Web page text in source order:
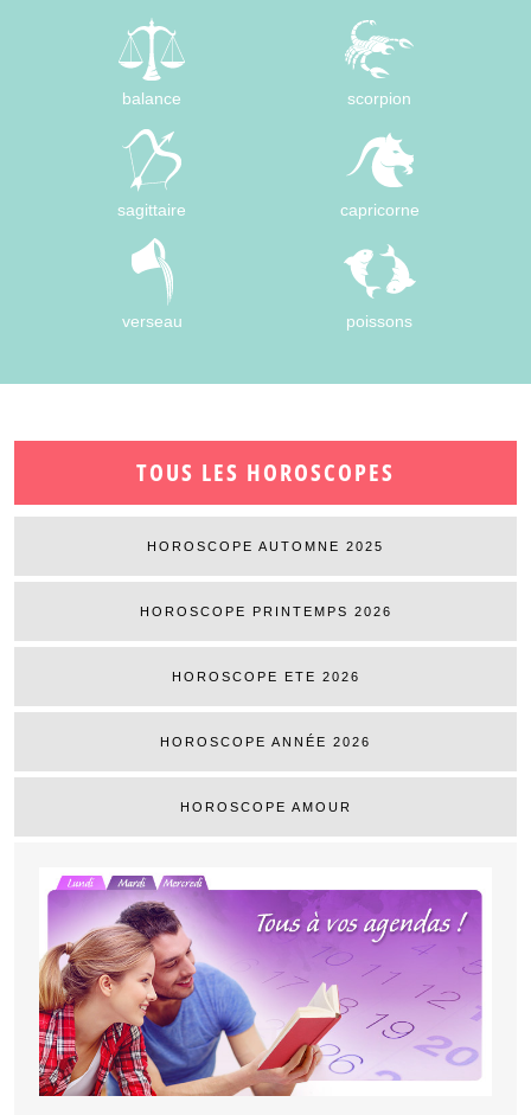
balance scorpion
sagittaire capricorne
verseau poissons
TOUS LES HOROSCOPES
HOROSCOPE AUTOMNE 2025
HOROSCOPE PRINTEMPS 2026
HOROSCOPE ETE 2026
HOROSCOPE ANNÉE 2026
HOROSCOPE AMOUR